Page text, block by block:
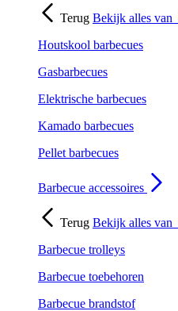
Terug Bekijk alles van
Houtskool barbecues
Gasbarbecues
Elektrische barbecues
Kamado barbecues
Pellet barbecues
Barbecue accessoires
Terug Bekijk alles van
Barbecue trolleys
Barbecue toebehoren
Barbecue brandstof